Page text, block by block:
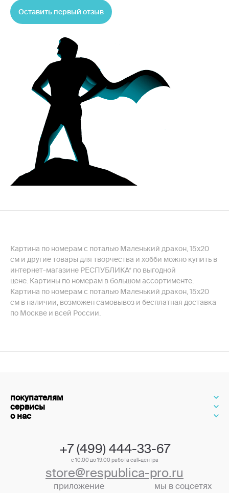
Оставить первый отзыв
Картина по номерам с поталью Маленький дракон, 15х20
см и другие товары для творчества и хобби можно купить в
интернет-магазине РЕСПУБЛИКА* по выгодной
цене. Картины по номерам в большом ассортименте.
Картина по номерам с поталью Маленький дракон, 15х20
см в наличии, возможен самовывоз и бесплатная доставка
по Москве и всей России.
покупателям
сервисы
о нас
+7 (499) 444-33-67
с 10:00 до 19:00 работа call-центра
store@respublica-pro.ru
приложение мы в соцсетях